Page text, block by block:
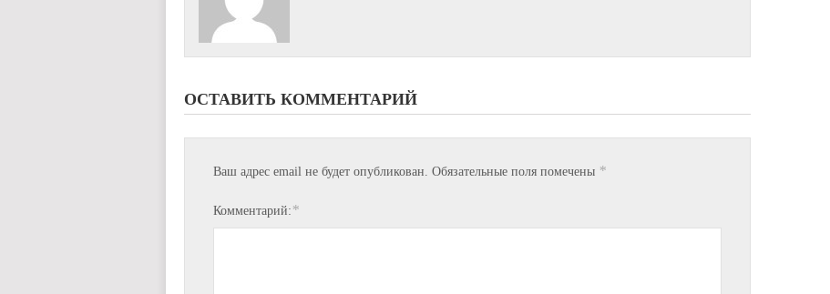
ОСТАВИТЬ КОММЕНТАРИЙ
Ваш адрес email не будет опубликован. Обязательные поля помечены *
Комментарий: *